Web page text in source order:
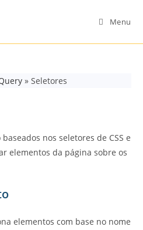
Menu
» Seletores
nos seletores de CSS e
elementos da página sobre os
elementos com base no nome